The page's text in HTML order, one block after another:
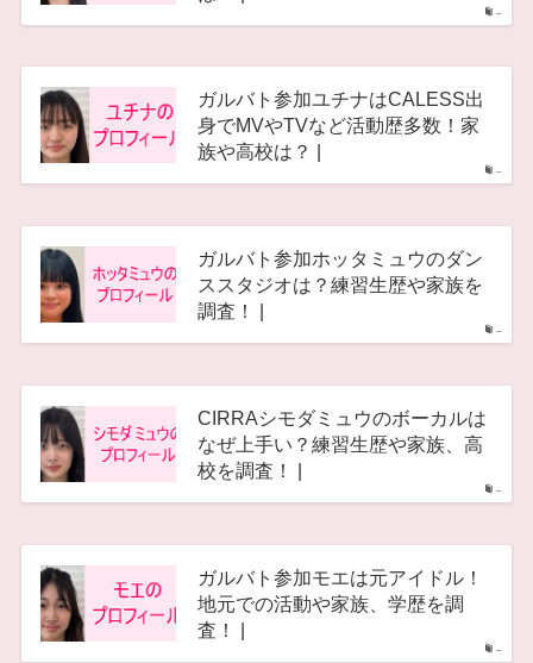
–
–
ガルバト参加ユチナはCALESS出
身でMVやTVなど活動歴多数！家
族や高校は？ |
–
ガルバト参加ホッタミュウのダン
ススタジオは？練習生歴や家族を
調査！ |
–
CIRRAシモダミュウのボーカルは
なぜ上手い？練習生歴や家族、高
校を調査！ |
–
ガルバト参加モエは元アイドル！
地元での活動や家族、学歴を調
査！ |